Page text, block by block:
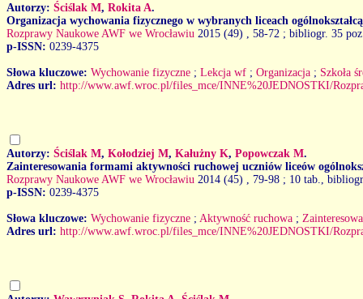
Autorzy: Ściślak M, Rokita A.
Organizacja wychowania fizycznego w wybranych liceach
Rozprawy Naukowe AWF we Wrocławiu 2015 (49)
, 58-72 ; bibliogr. 35
p-ISSN: 0239-4375
Słowa kluczowe: Wychowanie fizyczne ; Lekcja wf ; Organizacja ; Szkoła
Adres url: http://www.awf.wroc.pl/files_mce/INNE%20JEDNOSTKI/
Autorzy: Ściślak M, Kołodziej M, Kałużny K, Popowczak M.
Zainteresowania formami aktywności ruchowej uczniów liceów
Rozprawy Naukowe AWF we Wrocławiu 2014 (45)
, 79-98 ; 10 tab.,
p-ISSN: 0239-4375
Słowa kluczowe: Wychowanie fizyczne ; Aktywność ruchowa ;
Adres url: http://www.awf.wroc.pl/files_mce/INNE%20JEDNOSTKI/